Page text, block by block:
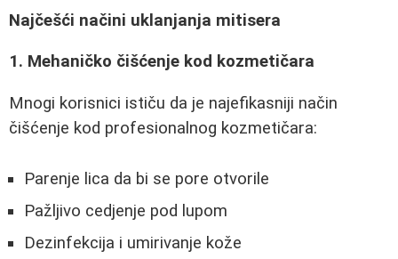
Najčešći načini uklanjanja mitisera
1. Mehaničko čišćenje kod kozmetičara
Mnogi korisnici ističu da je najefikasniji način
čišćenje kod profesionalnog kozmetičara:
Parenje lica da bi se pore otvorile
Pažljivo cedjenje pod lupom
Dezinfekcija i umirivanje kože